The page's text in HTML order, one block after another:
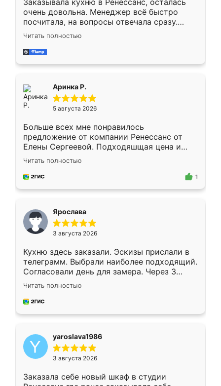
Заказывала кухню в Ренессанс, осталась
очень довольна. Менеджер всё быстро
посчитала, на вопросы отвечала сразу.
Замерщик приехал в субботу, подошёл к
делу со всей ответственностью. Собрали
за день, ребята работали аккуратно, даже
Читать полностью
Аринка Р.
5 августа 2026
Больше всех мне понравилось
предложение от компании Ренессанс от
Елены Сергеевой. Подходяшщая цена и
короткие сроки изготовления. Приехавший
для замера сотрудник Владислав
предложил по моему эскизу самый
Читать полностью
1
Ярослава
3 августа 2026
Кухню здесь заказали. Эскизы прислали в
телеграмм. Выбрали наиболее подходящий.
Согласовали день для замера. Через 3
недели кухня была уже готова. Остались
довольны работой. Спасибо Ренессанс
мебель за качественную работу!
Читать полностью
yaroslava1986
3 августа 2026
Заказала себе новый шкаф в студии